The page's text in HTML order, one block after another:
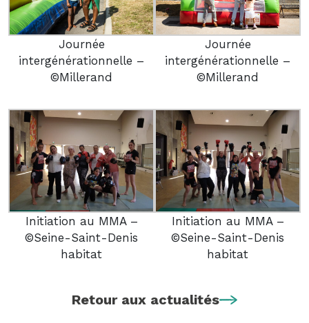
Journée
intergénérationnelle –
©Millerand
Journée
intergénérationnelle –
©Millerand
Initiation au MMA –
©Seine-Saint-Denis
habitat
Initiation au MMA –
©Seine-Saint-Denis
habitat
Retour aux actualités